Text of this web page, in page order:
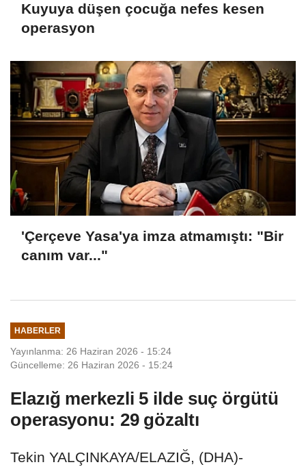
Kuyuya düşen çocuğa nefes kesen
operasyon
'Çerçeve Yasa'ya imza atmamıştı: "Bir
canım var..."
HABERLER
Yayınlanma: 26 Haziran 2026 - 15:24
Güncelleme: 26 Haziran 2026 - 15:24
Elazığ merkezli 5 ilde suç örgütü
operasyonu: 29 gözaltı
Tekin YALÇINKAYA/ELAZIĞ, (DHA)-